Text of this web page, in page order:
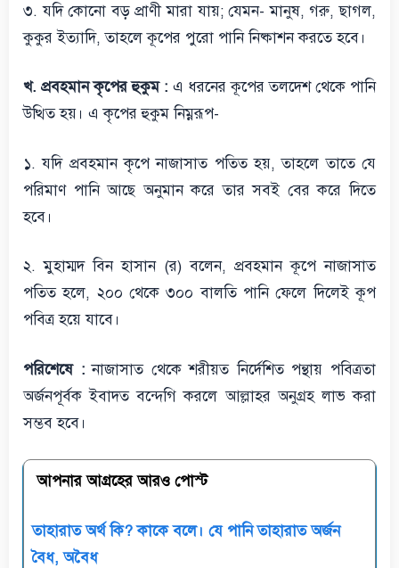
৩. যদি কোনো বড় প্রাণী মারা যায়; যেমন- মানুষ, গরু, ছাগল,
কুকুর ইত্যাদি, তাহলে কূপের পুরো পানি নিষ্কাশন করতে হবে।
খ. প্রবহমান কৃপের হুকুম : এ ধরনের কূপের তলদেশ থেকে পানি
উত্থিত হয়। এ কৃপের হুকুম নিম্নরূপ-
১. যদি প্রবহমান কৃপে নাজাসাত পতিত হয়, তাহলে তাতে যে
পরিমাণ পানি আছে অনুমান করে তার সবই বের করে দিতে
হবে।
২. মুহাম্মদ বিন হাসান (র) বলেন, প্রবহমান কূপে নাজাসাত
পতিত হলে, ২০০ থেকে ৩০০ বালতি পানি ফেলে দিলেই কূপ
পবিত্র হয়ে যাবে।
পরিশেষে :নাজাসাত থেকে শরীয়ত নির্দেশিত পন্থায় পবিত্রতা
অর্জনপূর্বক ইবাদত বন্দেগি করলে আল্লাহর অনুগ্রহ লাভ করা
সম্ভব হবে।
আপনার আগ্রহের আরও পোস্ট
তাহারাত অর্থ কি? কাকে বলে। যে পানি তাহারাত অর্জন
বৈধ, অবৈধ